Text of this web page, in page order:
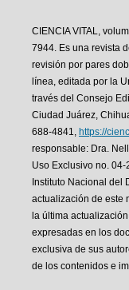
CIENCIA VITAL,
7944. Es una revista
revisión por pares
línea, editada por la
través del Consejo
Ciudad Juárez,
688-4841, https://
responsable: Dra.
Uso Exclusivo no.
Instituto Nacional del
actualización de este
la última
expresadas en los
exclusiva de sus
de los contenidos e